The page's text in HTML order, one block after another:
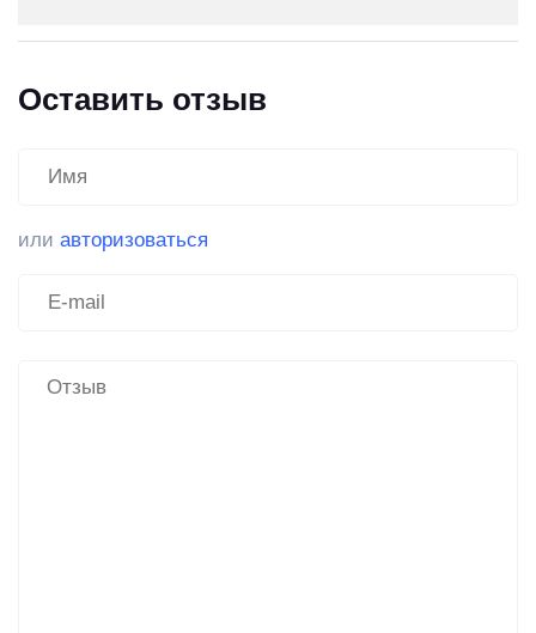
Оставить отзыв
или авторизоваться